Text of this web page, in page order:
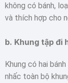
không có bánh,
và thích hợp cho
b. Khung tập đi
Khung có hai
nhấc toàn bộ